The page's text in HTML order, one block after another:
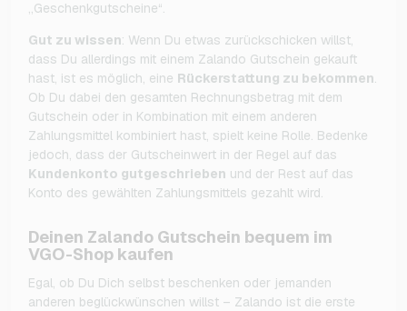
„Geschenkgutscheine“.
Gut zu wissen: Wenn Du etwas zurückschicken willst,
dass Du allerdings mit einem Zalando Gutschein gekauft
hast, ist es möglich, eine Rückerstattung zu bekommen.
Ob Du dabei den gesamten Rechnungsbetrag mit dem
Gutschein oder in Kombination mit einem anderen
Zahlungsmittel kombiniert hast, spielt keine Rolle. Bedenke
jedoch, dass der Gutscheinwert in der Regel auf das
Kundenkonto gutgeschrieben und der Rest auf das
Konto des gewählten Zahlungsmittels gezahlt wird.
Deinen Zalando Gutschein bequem im
VGO-Shop kaufen
Egal, ob Du Dich selbst beschenken oder jemanden
anderen beglückwünschen willst – Zalando ist die erste